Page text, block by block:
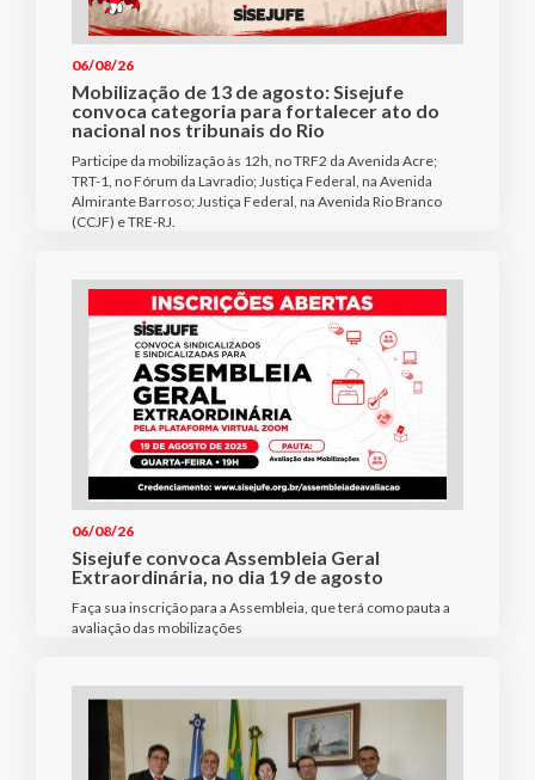
06/08/26
Mobilização de 13 de agosto: Sisejufe
convoca categoria para fortalecer ato do
nacional nos tribunais do Rio
Participe da mobilização às 12h, no TRF2 da Avenida Acre;
TRT-1, no Fórum da Lavradio; Justiça Federal, na Avenida
Almirante Barroso; Justiça Federal, na Avenida Rio Branco
(CCJF) e TRE-RJ.
06/08/26
Sisejufe convoca Assembleia Geral
Extraordinária, no dia 19 de agosto
Faça sua inscrição para a Assembleia, que terá como pauta a
avaliação das mobilizações